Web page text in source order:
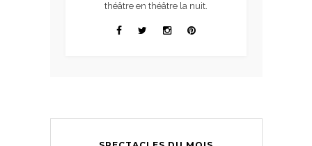
théâtre en théâtre la nuit.